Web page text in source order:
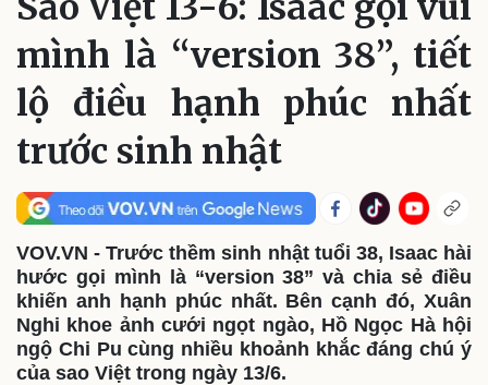
Tổ chức nhân sự
Quốc hội
Nhận diện sự thật
Dự báo thời tiết
Giáo dục
Dấu ấn VOV
Việc làm
Biển đảo
mình là “version 38”, tiết
lộ điều hạnh phúc nhất
trước sinh nhật
VOV.VN - Trước thềm sinh nhật tuổi 38, Isaac hài
hước gọi mình là “version 38” và chia sẻ điều
khiến anh hạnh phúc nhất. Bên cạnh đó, Xuân
Nghi khoe ảnh cưới ngọt ngào, Hồ Ngọc Hà hội
ngộ Chi Pu cùng nhiều khoảnh khắc đáng chú ý
của sao Việt trong ngày 13/6.